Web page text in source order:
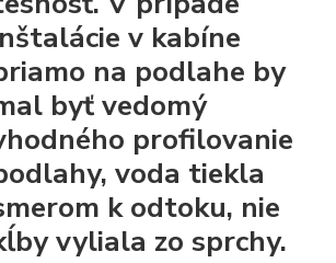
v kabíne
na podlahe by
byť vedomý
profilovanie
voda tiekla
k odtoku, nie
vyliala zo sprchy.